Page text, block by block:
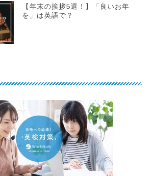
【年末の挨拶5選！】「良いお年
を」は英語で？